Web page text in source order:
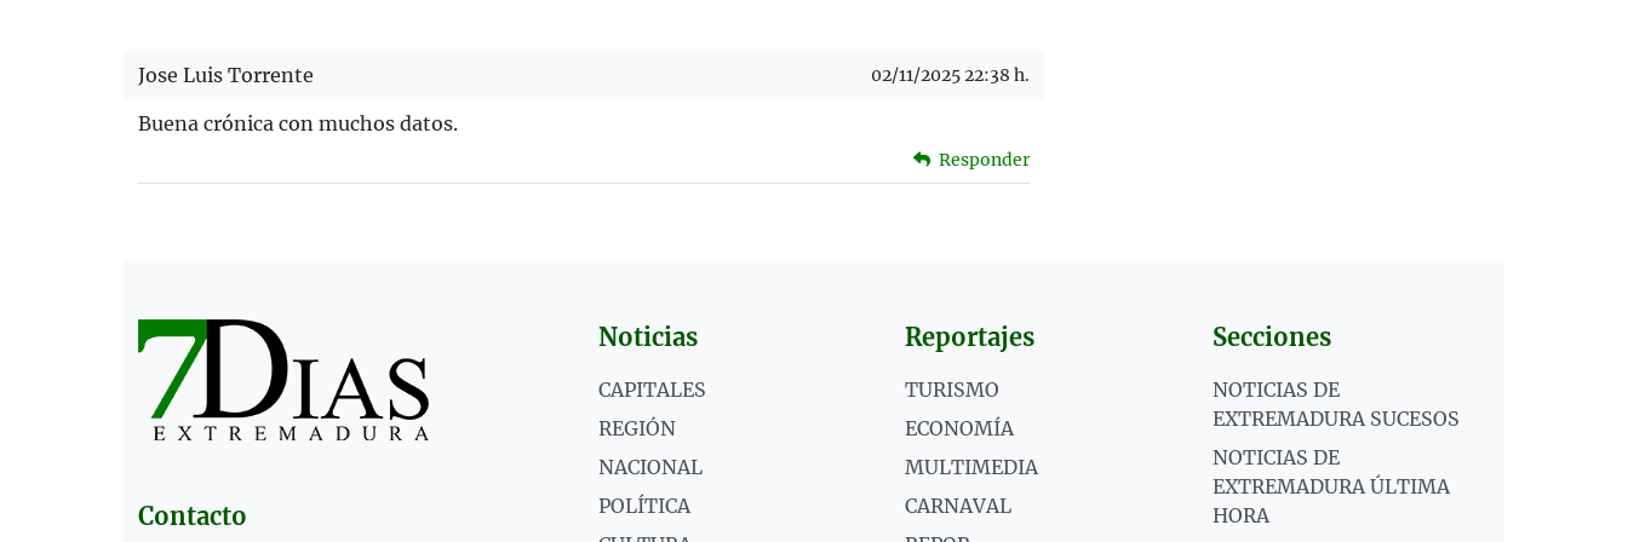
Jose Luis Torrente 02/11/2025 22:38 h.
Buena crónica con muchos datos.
Responder
Contacto
Noticias
CAPITALES
REGIÓN
NACIONAL
POLÍTICA
Reportajes
TURISMO
ECONOMÍA
MULTIMEDIA
CARNAVAL
Secciones
NOTICIAS DE
EXTREMADURA SUCESOS
NOTICIAS DE
EXTREMADURA ÚLTIMA
HORA